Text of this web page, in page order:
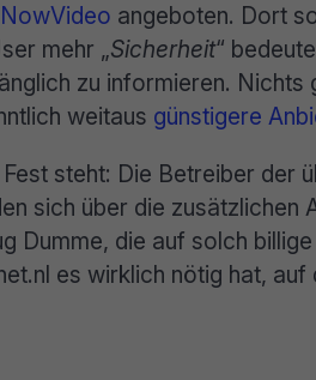
NowVideo angeboten. Dort
mehr „Sicherheit“
zu informieren.
weitaus günstigere
steht: Die Betreiber der
sich über die zusätzlichen
Dumme, die auf solch
es wirklich nötig hat,